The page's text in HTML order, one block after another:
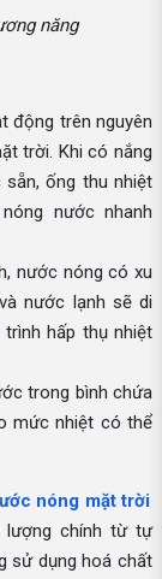
năng
động trên nguyên
trời. Khi có nắng
ống thu nhiệt
nước nhanh
nước nóng có xu
nước lạnh sẽ di
hấp thụ nhiệt
trong bình chứa
mức nhiệt có thể
nóng mặt trời
lượng chính từ tự
sử dụng hoá chất